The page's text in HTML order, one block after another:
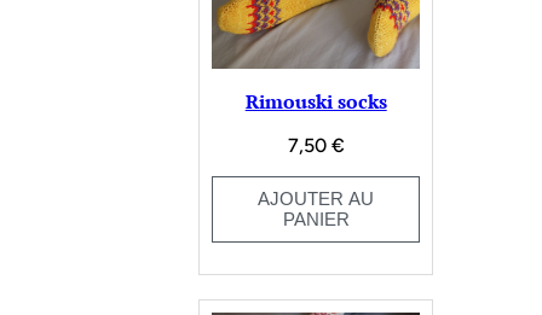
Rimouski socks
7,50 €
AJOUTER AU
PANIER